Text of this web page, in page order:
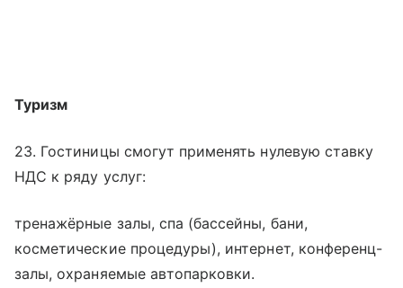
Туризм
23. Гостиницы смогут применять нулевую ставку
НДС к ряду услуг:
тренажёрные залы, спа (бассейны, бани,
косметические процедуры), интернет, конференц-
залы, охраняемые автопарковки.